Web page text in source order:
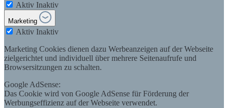
Aktiv Inaktiv
Marketing
Aktiv Inaktiv
Marketing Cookies dienen dazu Werbeanzeigen auf der Webseite
zielgerichtet und individuell über mehrere Seitenaufrufe und
Browsersitzungen zu schalten.
Google AdSense:
Das Cookie wird von Google AdSense für Förderung der
Werbungseffizienz auf der Webseite verwendet.